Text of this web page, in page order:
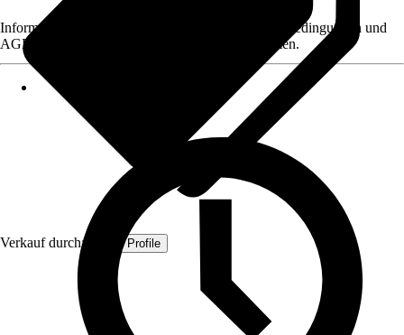
Verkauf durch: Quest Profile
Informationen des Verkäufers, wie z. B. Rückgabebedingungen und
AGB, finden Sie bei Klick auf den Verkäufernamen.